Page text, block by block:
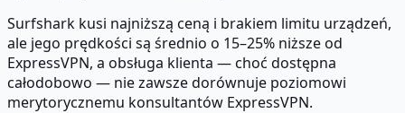
Surfshark kusi najniższą ceną i brakiem limitu urządzeń,
ale jego prędkości są średnio o 15–25% niższe od
ExpressVPN, a obsługa klienta — choć dostępna
całodobowo — nie zawsze dorównuje poziomowi
merytorycznemu konsultantów ExpressVPN.